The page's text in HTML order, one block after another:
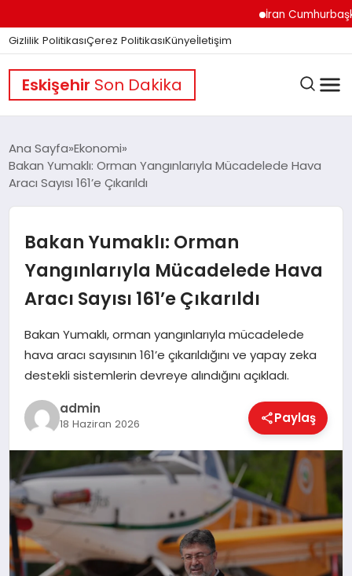
İran Cumhurbaşkanı
Gizlilik PolitikasıÇerez PolitikasıKünyeİletişim
Eskişehir Son Dakika
GÜNDEM
DÜNYA
EĞITIM
EKONOMI
MAGAZIN
SAĞLIK
SPOR
Ana Sayfa Ekonomi
Bakan Yumaklı: Orman Yangınlarıyla Mücadelede Hava
Aracı Sayısı 161’e Çıkarıldı
Bakan Yumaklı: Orman
Yangınlarıyla Mücadelede Hava
Aracı Sayısı 161’e Çıkarıldı
Bakan Yumaklı, orman yangınlarıyla mücadelede
hava aracı sayısının 161’e çıkarıldığını ve yapay zeka
destekli sistemlerin devreye alındığını açıkladı.
admin
18 Haziran 2026 Paylaş